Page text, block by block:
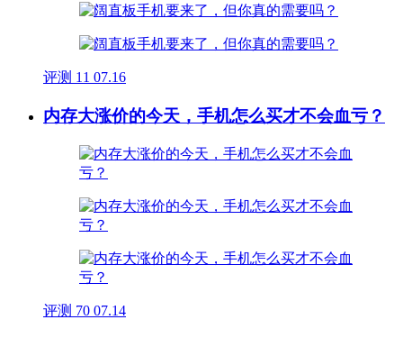
评测 11 07.16
内存大涨价的今天，手机怎么买才不会血亏？
评测 70 07.14